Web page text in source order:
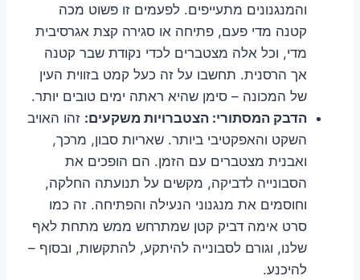
והמנגנונים מתעייפים. לפעמים זו פשוט מכה
קטנה מדי פעם, פתיחה או סגירה קצת אגרסיבית
מדי, וכל אלה מצטברים לכדי נקודת שבר קטנה
אך הרסנית. תחשבו על זה כעל קמט בזווית העין
של המכונה – סימן שהיא ראתה ימים טובים יותר.
הדבק המסתורי: הצטברויות משקעים: זהו האויב
השקט והאפקטיבי ביותר. שאריות סבון, מרכך,
ואבנית מצטברים עם הזמן. הם הופכים את
הסבונייה לדביקה, מקשים על תנועתה החלקה,
וחוסמים את מנגנוני הנעילה והפתיחה. זה כמו
סרט אימה דביק קטן שמתרחש ממש מתחת לאף
שלנו, וגורם לסבונייה להיתקע, להתקשות, ובסוף –
להיכנע.